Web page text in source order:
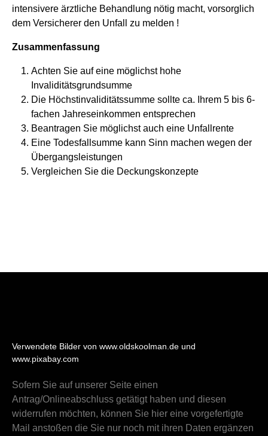
intensivere ärztliche Behandlung nötig macht, vorsorglich
dem Versicherer den Unfall zu melden !
Zusammenfassung
Achten Sie auf eine möglichst hohe
Invaliditätsgrundsumme
Die Höchstinvaliditätssumme sollte ca. Ihrem 5 bis 6-
fachen Jahreseinkommen entsprechen
Beantragen Sie möglichst auch eine Unfallrente
Eine Todesfallsumme kann Sinn machen wegen der
Übergangsleistungen
Vergleichen Sie die Deckungskonzepte
Verwendete Bilder von www.oldskoolman.de und
www.pixabay.com
Sofern Sie auf unserer Seite einen
Antrag/Onlineabschluss getätigt haben und diesen
widerrufen möchten, können Sie hier eine vorgefertigte
Mail anstoßen die Sie nur noch mit ihren Daten ergänzen